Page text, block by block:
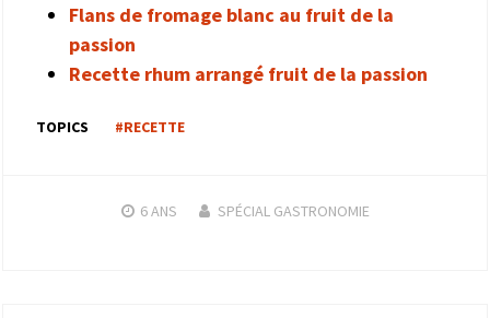
Flans de fromage blanc au fruit de la
passion
Recette rhum arrangé fruit de la passion
TOPICS #RECETTE
6 ANS SPÉCIAL GASTRONOMIE